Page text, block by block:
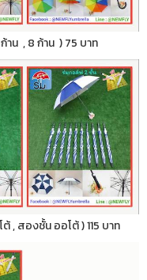
าน , 8 ก้าน ) 75 บาท
, สองชั้น ออโต้ ) 115 บาท